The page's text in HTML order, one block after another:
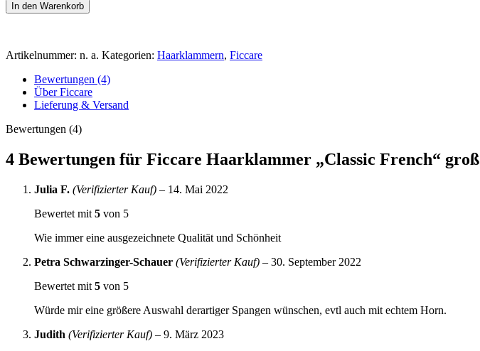
In den Warenkorb
Artikelnummer: n. a. Kategorien: Haarklammern, Ficcare
Bewertungen (4)
Über Ficcare
Lieferung & Versand
Bewertungen (4)
4 Bewertungen für Ficcare Haarklammer „Classic French“ groß
Julia F. (Verifizierter Kauf) – 14. Mai 2022
Bewertet mit 5 von 5
Wie immer eine ausgezeichnete Qualität und Schönheit
Petra Schwarzinger-Schauer (Verifizierter Kauf) – 30. September 2022
Bewertet mit 5 von 5
Würde mir eine größere Auswahl derartiger Spangen wünschen, evtl auch mit echtem Horn.
Judith (Verifizierter Kauf) – 9. März 2023